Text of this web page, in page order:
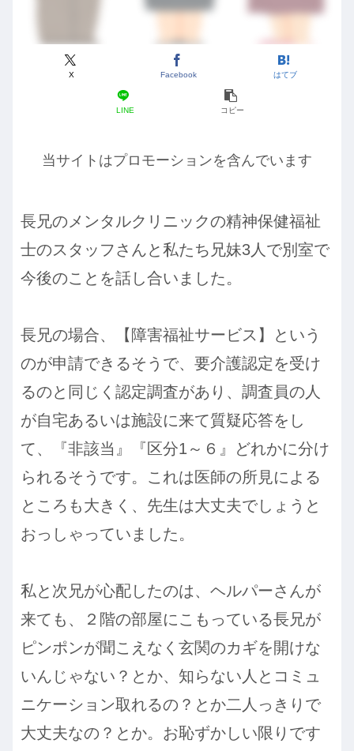
X Facebook はてブ
LINE コピー
当サイトはプロモーションを含んでいます
長兄のメンタルクリニックの精神保健福祉
士のスタッフさんと私たち兄妹3人で別室で
今後のことを話し合いました。
長兄の場合、【障害福祉サービス】という
のが申請できるそうで、要介護認定を受け
るのと同じく認定調査があり、調査員の人
が自宅あるいは施設に来て質疑応答をし
て、『非該当』『区分1～６』どれかに分け
られるそうです。これは医師の所見による
ところも大きく、先生は大丈夫でしょうと
おっしゃっていました。
私と次兄が心配したのは、ヘルパーさんが
来ても、２階の部屋にこもっている長兄が
ピンポンが聞こえなく玄関のカギを開けな
いんじゃない？とか、知らない人とコミュ
ニケーション取れるの？とか二人っきりで
大丈夫なの？とか。お恥ずかしい限りです